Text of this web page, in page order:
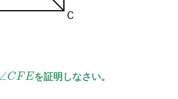
∠CF Eを証明しなさい。